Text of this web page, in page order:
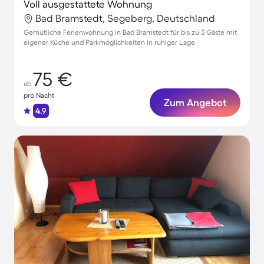
Voll ausgestattete Wohnung
Bad Bramstedt, Segeberg, Deutschland
Gemütliche Ferienwohnung in Bad Bramstedt für bis zu 3 Gäste mit
eigener Küche und Parkmöglichkeiten in ruhiger Lage
ab 75 €
pro Nacht
4.9
Zum Angebot